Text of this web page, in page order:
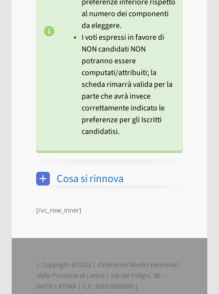
al numero dei componenti
da eleggere.
I voti espressi in favore di
NON candidati NON
potranno essere
computati/attribuiti; la
scheda rimarrà valida per la
parte che avrà invece
correttamente indicato le
preferenze per gli Iscritti
candidatisi.
Cosa si rinnova
[/vc_row_inner]
| Copyright @2022 | Ordine dei Medici Veterinari
della Provincia di Latina | Via dei Peligni, 38 –
04100 LATINA | C.F.: 80013080595 |